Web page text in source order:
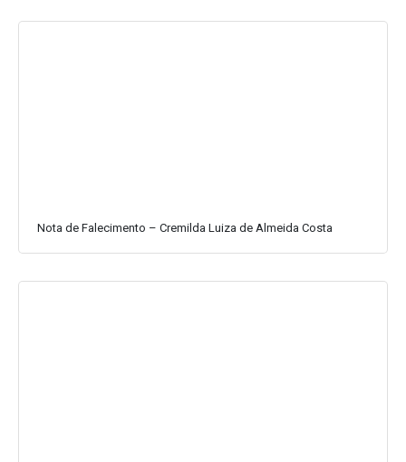
Nota de Falecimento – Cremilda Luiza de Almeida Costa